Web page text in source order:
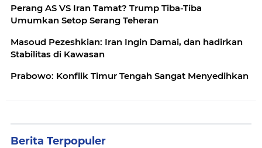
Perang AS VS Iran Tamat? Trump Tiba-Tiba
Umumkan Setop Serang Teheran
Masoud Pezeshkian: Iran Ingin Damai, dan hadirkan
Stabilitas di Kawasan
Prabowo: Konflik Timur Tengah Sangat Menyedihkan
Berita Terpopuler